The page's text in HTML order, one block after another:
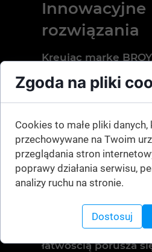
Innowacyjne
rozwiązania
Kreując markę
sprawdzone
nietypowymi
SOLID CITY, będącą
hulajnogi
miejską o dużych
doskonałe
wygodą
w konstrukcji
uwzględnione
polskich dróg,
łatwością porusza
Zgoda na pliki
Cookies to małe pliki danych,
przechowywane na Twoim
przeglądania stron
poprawy działania serwisu,
analizy ruchu na stronie.
Dostosuj